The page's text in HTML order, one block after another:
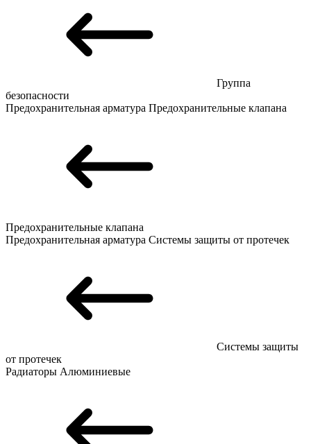
Группа
безопасности
Предохранительная арматура Предохранительные клапана
Предохранительные клапана
Предохранительная арматура Системы защиты от протечек
Системы защиты
от протечек
Радиаторы Алюминиевые